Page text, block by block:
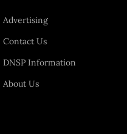
Advertising
Contact Us
DNSP Information
About Us